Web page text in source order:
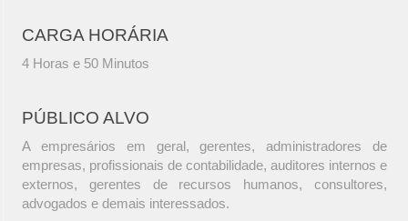
CARGA HORÁRIA
4 Horas e 50 Minutos
PÚBLICO ALVO
A empresários em geral, gerentes, administradores de
empresas, profissionais de contabilidade, auditores internos e
externos, gerentes de recursos humanos, consultores,
advogados e demais interessados.